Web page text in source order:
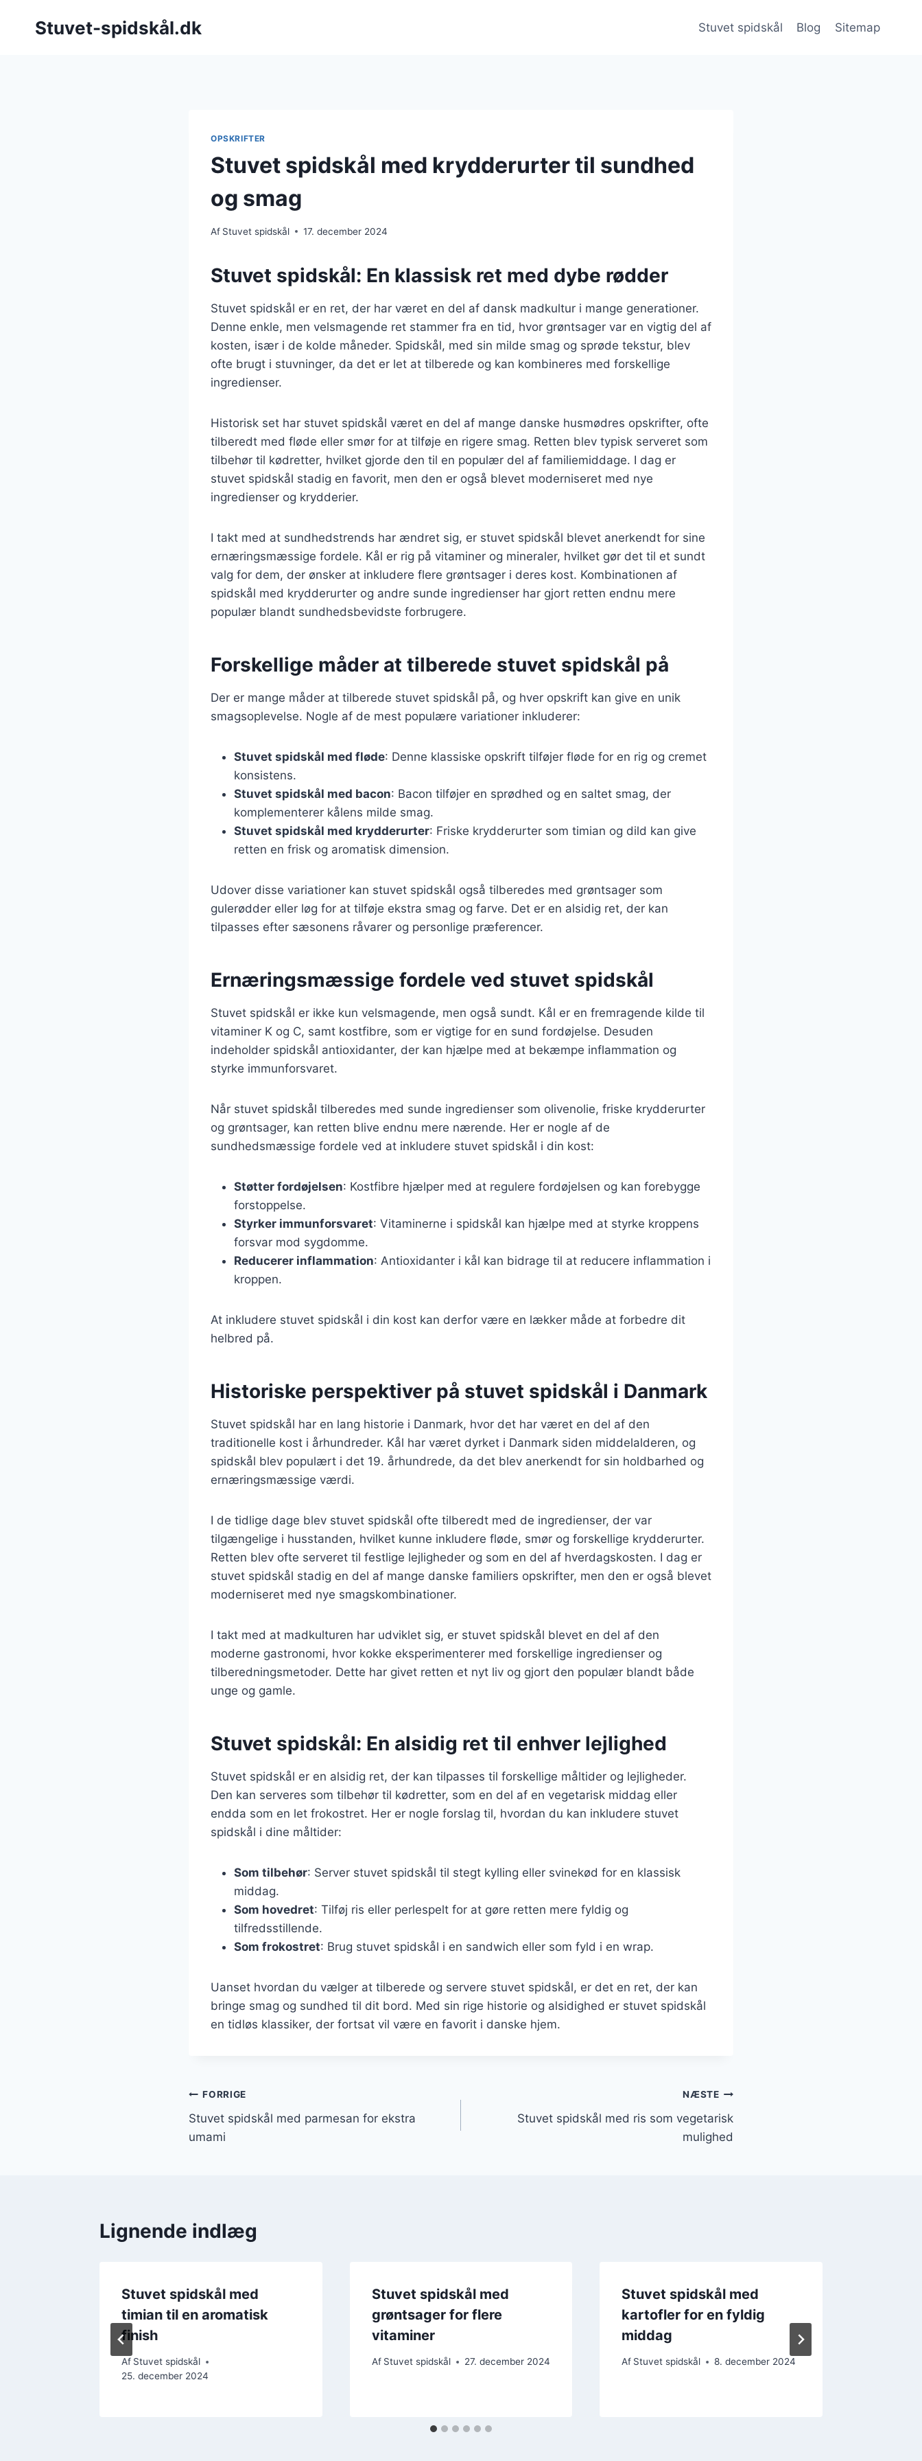
Stuvet-spidskål.dk Stuvet spidskål Blog Sitemap
OPSKRIFTER
Stuvet spidskål med krydderurter til sundhed
og smag
Af Stuvet spidskål 17. december 2024
Stuvet spidskål: En klassisk ret med dybe rødder
Stuvet spidskål er en ret, der har været en del af dansk madkultur i mange generationer.
Denne enkle, men velsmagende ret stammer fra en tid, hvor grøntsager var en vigtig del af
kosten, især i de kolde måneder. Spidskål, med sin milde smag og sprøde tekstur, blev
ofte brugt i stuvninger, da det er let at tilberede og kan kombineres med forskellige
ingredienser.
Historisk set har stuvet spidskål været en del af mange danske husmødres opskrifter, ofte
tilberedt med fløde eller smør for at tilføje en rigere smag. Retten blev typisk serveret som
tilbehør til kødretter, hvilket gjorde den til en populær del af familiemiddage. I dag er
stuvet spidskål stadig en favorit, men den er også blevet moderniseret med nye
ingredienser og krydderier.
I takt med at sundhedstrends har ændret sig, er stuvet spidskål blevet anerkendt for sine
ernæringsmæssige fordele. Kål er rig på vitaminer og mineraler, hvilket gør det til et sundt
valg for dem, der ønsker at inkludere flere grøntsager i deres kost. Kombinationen af
spidskål med krydderurter og andre sunde ingredienser har gjort retten endnu mere
populær blandt sundhedsbevidste forbrugere.
Forskellige måder at tilberede stuvet spidskål på
Der er mange måder at tilberede stuvet spidskål på, og hver opskrift kan give en unik
smagsoplevelse. Nogle af de mest populære variationer inkluderer:
Stuvet spidskål med fløde: Denne klassiske opskrift tilføjer fløde for en rig og cremet
konsistens.
Stuvet spidskål med bacon: Bacon tilføjer en sprødhed og en saltet smag, der
komplementerer kålens milde smag.
Stuvet spidskål med krydderurter: Friske krydderurter som timian og dild kan give
retten en frisk og aromatisk dimension.
Udover disse variationer kan stuvet spidskål også tilberedes med grøntsager som
gulerødder eller løg for at tilføje ekstra smag og farve. Det er en alsidig ret, der kan
tilpasses efter sæsonens råvarer og personlige præferencer.
Ernæringsmæssige fordele ved stuvet spidskål
Stuvet spidskål er ikke kun velsmagende, men også sundt. Kål er en fremragende kilde til
vitaminer K og C, samt kostfibre, som er vigtige for en sund fordøjelse. Desuden
indeholder spidskål antioxidanter, der kan hjælpe med at bekæmpe inflammation og
styrke immunforsvaret.
Når stuvet spidskål tilberedes med sunde ingredienser som olivenolie, friske krydderurter
og grøntsager, kan retten blive endnu mere nærende. Her er nogle af de
sundhedsmæssige fordele ved at inkludere stuvet spidskål i din kost:
Støtter fordøjelsen: Kostfibre hjælper med at regulere fordøjelsen og kan forebygge
forstoppelse.
Styrker immunforsvaret: Vitaminerne i spidskål kan hjælpe med at styrke kroppens
forsvar mod sygdomme.
Reducerer inflammation: Antioxidanter i kål kan bidrage til at reducere inflammation i
kroppen.
At inkludere stuvet spidskål i din kost kan derfor være en lækker måde at forbedre dit
helbred på.
Historiske perspektiver på stuvet spidskål i Danmark
Stuvet spidskål har en lang historie i Danmark, hvor det har været en del af den
traditionelle kost i århundreder. Kål har været dyrket i Danmark siden middelalderen, og
spidskål blev populært i det 19. århundrede, da det blev anerkendt for sin holdbarhed og
ernæringsmæssige værdi.
I de tidlige dage blev stuvet spidskål ofte tilberedt med de ingredienser, der var
tilgængelige i husstanden, hvilket kunne inkludere fløde, smør og forskellige krydderurter.
Retten blev ofte serveret til festlige lejligheder og som en del af hverdagskosten. I dag er
stuvet spidskål stadig en del af mange danske familiers opskrifter, men den er også blevet
moderniseret med nye smagskombinationer.
I takt med at madkulturen har udviklet sig, er stuvet spidskål blevet en del af den
moderne gastronomi, hvor kokke eksperimenterer med forskellige ingredienser og
tilberedningsmetoder. Dette har givet retten et nyt liv og gjort den populær blandt både
unge og gamle.
Stuvet spidskål: En alsidig ret til enhver lejlighed
Stuvet spidskål er en alsidig ret, der kan tilpasses til forskellige måltider og lejligheder.
Den kan serveres som tilbehør til kødretter, som en del af en vegetarisk middag eller
endda som en let frokostret. Her er nogle forslag til, hvordan du kan inkludere stuvet
spidskål i dine måltider:
Som tilbehør: Server stuvet spidskål til stegt kylling eller svinekød for en klassisk
middag.
Som hovedret: Tilføj ris eller perlespelt for at gøre retten mere fyldig og
tilfredsstillende.
Som frokostret: Brug stuvet spidskål i en sandwich eller som fyld i en wrap.
Uanset hvordan du vælger at tilberede og servere stuvet spidskål, er det en ret, der kan
bringe smag og sundhed til dit bord. Med sin rige historie og alsidighed er stuvet spidskål
en tidløs klassiker, der fortsat vil være en favorit i danske hjem.
Indlægsnavigation
FORRIGE
Stuvet spidskål med parmesan for ekstra
umami
NÆSTE
Stuvet spidskål med ris som vegetarisk
mulighed
Lignende indlæg
Stuvet spidskål med
timian til en aromatisk
finish
Af Stuvet spidskål
25. december 2024
Stuvet spidskål med
grøntsager for flere
vitaminer
Af Stuvet spidskål 27. december 2024
Stuvet spidskål med
kartofler for en fyldig
middag
Af Stuvet spidskål 8. december 2024